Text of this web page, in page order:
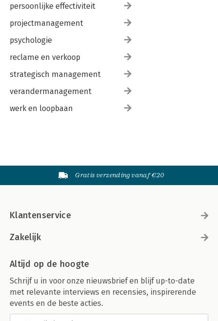
persoonlijke effectiviteit
projectmanagement
psychologie
reclame en verkoop
strategisch management
verandermanagement
werk en loopbaan
Gratis verzending vanaf €20
Klantenservice
Zakelijk
Altijd op de hoogte
Schrijf u in voor onze nieuwsbrief en blijf up-to-date
met relevante interviews en recensies, inspirerende
events en de beste acties.